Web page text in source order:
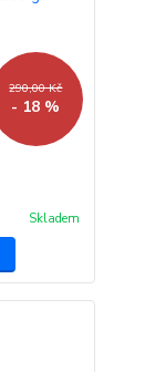
290,00 Kč
- 18 %
Skladem